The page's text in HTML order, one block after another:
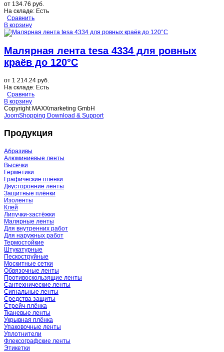
от 134.76 руб.
На складе: Есть
Сравнить
В корзину
Малярная лента tesa 4334 для ровных
краёв до 120°C
от 1 214.24 руб.
На складе: Есть
Сравнить
В корзину
Copyright MAXXmarketing GmbH
JoomShopping Download & Support
Продукция
Абразивы
Алюминиевые ленты
Высечки
Герметики
Графические плёнки
Двусторонние ленты
Защитные плёнки
Изоленты
Клей
Липучки-застёжки
Малярные ленты
Для внутренних работ
Для наружных работ
Термостойкие
Штукатурные
Пескоструйные
Москитные сетки
Обвязочные ленты
Противоскользящие ленты
Сантехнические ленты
Сигнальные ленты
Средства защиты
Стрейч-плёнка
Тканевые ленты
Укрывная плёнка
Упаковочные ленты
Уплотнители
Флексографские ленты
Этикетки